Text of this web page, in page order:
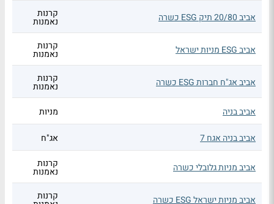
אביב 20/80 תיק ESG כשרה קרנות
נאמנות
אביב ESG מניות ישראל קרנות
נאמנות
אביב אג"ח חברות ESG כשרה קרנות
נאמנות
אביב בניה
מניות
אביב בניה אגח 7 אג"ח
אביב מניות גלובלי כשרה קרנות
נאמנות
אביב מניות ישראל ESG כשרה קרנות